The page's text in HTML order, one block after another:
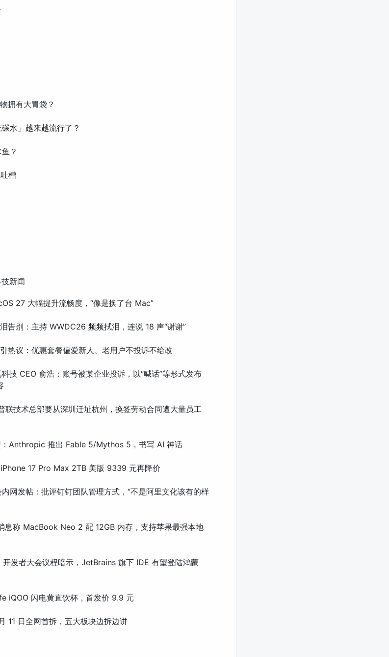
拥有大胃袋？
水」越来越流行了？
？
槽
新闻
27 大幅提升流畅度，“像是换了台 Mac”
告别：主持 WWDC26 频频拭泪，连说 18 声“谢谢”
热议：优惠套餐偏爱新人、老用户不投诉不给改
技 CEO 俞浩：账号被某企业投诉，以“喊话”等形式发布
联技术总部要从深圳迁址杭州，换签劳动合同遭大量员工
Anthropic 推出 Fable 5/Mythos 5，书写 AI 神话
17 Pro Max 2TB 美版 9339 元再降价
网发帖：批评钉钉团队管理方式，“不是阿里文化该有的样
息称 MacBook Neo 2 配 12GB 内存，支持苹果最强本地
发者大会议程暗示，JetBrains 旗下 IDE 有望登陆鸿蒙
iQOO 闪电黄直饮杯，首发价 9.9 元
11 日全网首拆，五大板块边拆边讲